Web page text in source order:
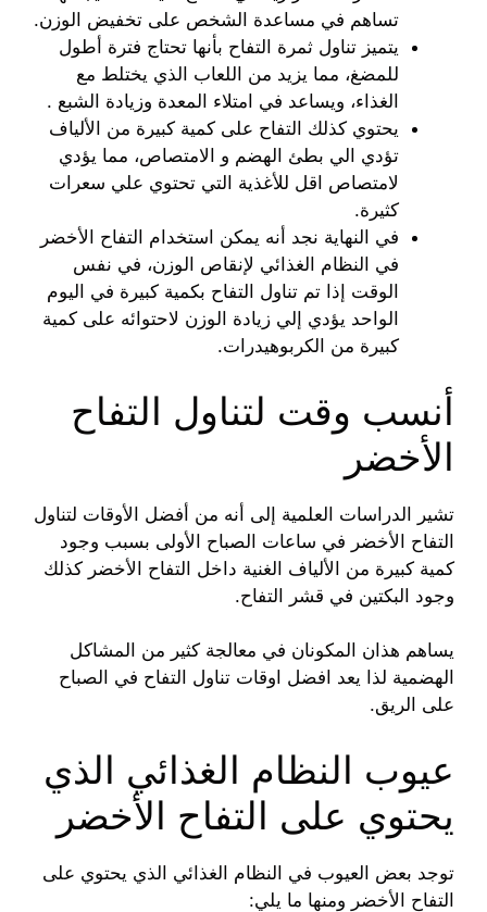
تساهم في مساعدة الشخص على تخفيض الوزن.
يتميز تناول ثمرة التفاح بأنها تحتاج فترة أطول
للمضغ، مما يزيد من اللعاب الذي يختلط مع
الغذاء، ويساعد في امتلاء المعدة وزيادة الشبع .
يحتوي كذلك التفاح على كمية كبيرة من الألياف
تؤدي الي بطئ الهضم و الامتصاص، مما يؤدي
لامتصاص اقل للأغذية التي تحتوي علي سعرات
كثيرة.
في النهاية نجد أنه يمكن استخدام التفاح الأخضر
في النظام الغذائي لإنقاص الوزن، في نفس
الوقت إذا تم تناول التفاح بكمية كبيرة في اليوم
الواحد يؤدي إلي زيادة الوزن لاحتوائه على كمية
كبيرة من الكربوهيدرات.
أنسب وقت لتناول التفاح
الأخضر
تشير الدراسات العلمية إلى أنه من أفضل الأوقات لتناول
التفاح الأخضر في ساعات الصباح الأولى بسبب وجود
كمية كبيرة من الألياف الغنية داخل التفاح الأخضر كذلك
وجود البكتين في قشر التفاح.
يساهم هذان المكونان في معالجة كثير من المشاكل
الهضمية لذا يعد افضل اوقات تناول التفاح في الصباح
على الريق.
عيوب النظام الغذائي الذي
يحتوي على التفاح الأخضر
توجد بعض العيوب في النظام الغذائي الذي يحتوي على
التفاح الأخضر ومنها ما يلي: